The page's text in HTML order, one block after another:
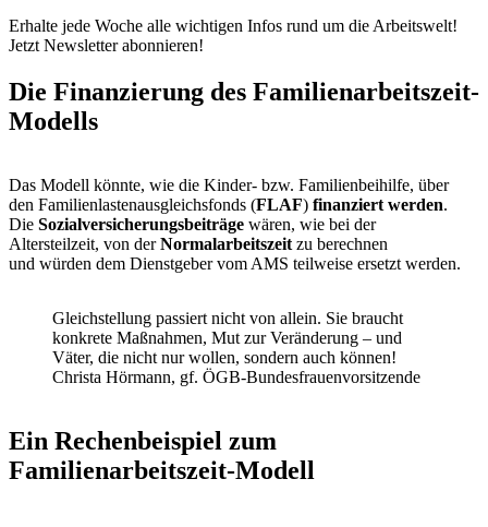
Erhalte jede Woche alle wichtigen Infos rund um die Arbeitswelt!
Jetzt Newsletter abonnieren!
Die Finanzierung des Familienarbeitszeit-
Modells
Das Modell könnte, wie die Kinder- bzw. Familienbeihilfe, über
den Familienlastenausgleichsfonds (FLAF) finanziert werden.
Die Sozialversicherungsbeiträge wären, wie bei der
Altersteilzeit, von derNormalarbeitszeit zu berechnen
und würden dem Dienstgeber vom AMS teilweise ersetzt werden.
Gleichstellung passiert nicht von allein. Sie braucht
konkrete Maßnahmen, Mut zur Veränderung – und
Väter, die nicht nur wollen, sondern auch können!
Christa Hörmann, gf. ÖGB-Bundesfrauenvorsitzende
Ein Rechenbeispiel zum
Familienarbeitszeit-Modell